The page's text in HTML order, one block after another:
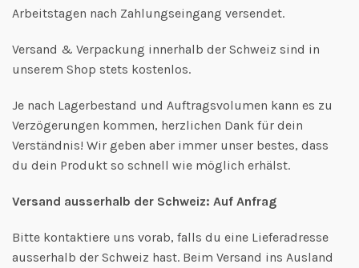
Arbeitstagen nach Zahlungseingang versendet.
Versand & Verpackung innerhalb der Schweiz sind in
unserem Shop stets kostenlos.
Je nach Lagerbestand und Auftragsvolumen kann es zu
Verzögerungen kommen, herzlichen Dank für dein
Verständnis! Wir geben aber immer unser bestes, dass
du dein Produkt so schnell wie möglich erhälst.
Versand ausserhalb der Schweiz: Auf Anfrag
Bitte kontaktiere uns vorab, falls du eine Lieferadresse
ausserhalb der Schweiz hast. Beim Versand ins Ausland